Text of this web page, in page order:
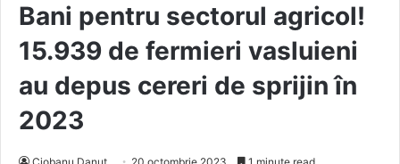
Bani pentru sectorul agricol!
15.939 de fermieri vasluieni
au depus cereri de sprijin în
2023